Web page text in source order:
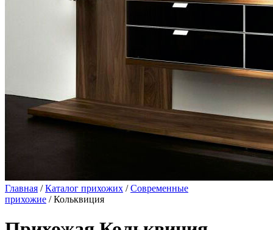
Главная /Каталог прихожих /Современные
прихожие / Кольквиция